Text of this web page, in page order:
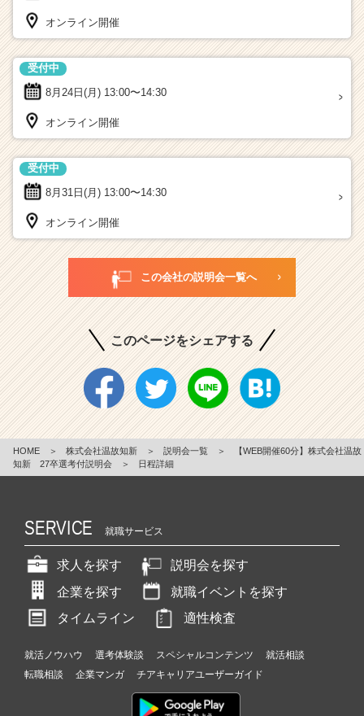
オンライン開催
8月24日(月) 13:00〜14:30
受付中
オンライン開催
8月31日(月) 13:00〜14:30
受付中
オンライン開催
この会社の説明会一覧へ
このページをシェアする
HOME ＞ 株式会社温故知新 ＞ 説明会一覧 ＞
【WEB開催60分】株式会社温故
知新 27卒選考付説明会
＞ 日程詳細
SERVICE 就職サービス
求人を探す
説明会を探す
企業を探す
就職イベントを探す
タイムライン
適性検査
就活ノウハウ 選考体験談 スペシャルコンテンツ
就活相談
転職相談
企業マンガ チアキャリアユーザーガイド